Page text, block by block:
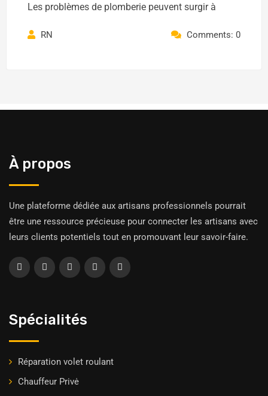
Les problèmes de plomberie peuvent surgir à
RN Comments: 0
À propos
Une plateforme dédiée aux artisans professionnels pourrait
être une ressource précieuse pour connecter les artisans avec
leurs clients potentiels tout en promouvant leur savoir-faire.
Spécialités
Réparation volet roulant
Chauffeur Privė